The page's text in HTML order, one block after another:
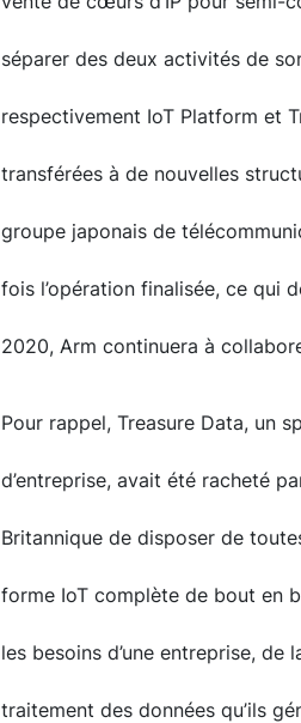
séparer des deux activités de
respectivement IoT Platform et
transférées à de nouvelles
groupe japonais de
fois l’opération finalisée, ce qui
2020, Arm continuera à
Pour rappel, Treasure Data, un
d’entreprise, avait été racheté
Britannique de disposer de
forme IoT complète de bout en
les besoins d’une entreprise,
traitement des données qu’ils